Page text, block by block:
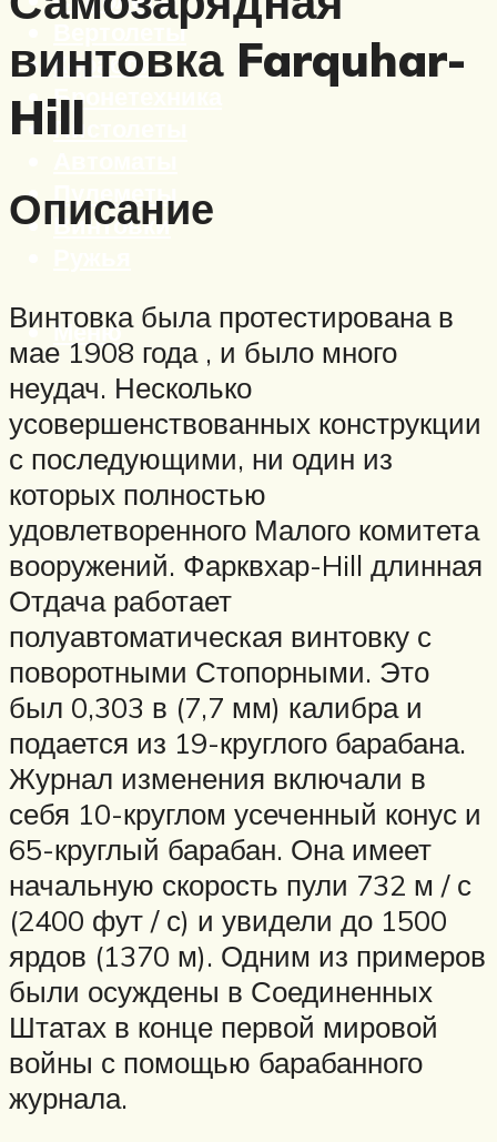
Вертолеты
Корабли
Бронетехника
Пистолеты
Пулеметы
Винтовки
Меню
винтовка Farquhar-
Hill
Описание
Винтовка была протестирована в
мае 1908 года , и было много
неудач. Несколько
усовершенствованных конструкции
с последующими, ни один из
которых полностью
удовлетворенного Малого комитета
вооружений. Фарквхар-Hill длинная
Отдача работает
полуавтоматическая винтовку с
поворотными Стопорными. Это
был 0,303 в (7,7 мм) калибра и
подается из 19-круглого барабана.
Журнал изменения включали в
себя 10-круглом усеченный конус и
65-круглый барабан. Она имеет
начальную скорость пули 732 м / с
(2400 фут / с) и увидели до 1500
ярдов (1370 м). Одним из примеров
были осуждены в Соединенных
Штатах в конце первой мировой
войны с помощью барабанного
журнала.